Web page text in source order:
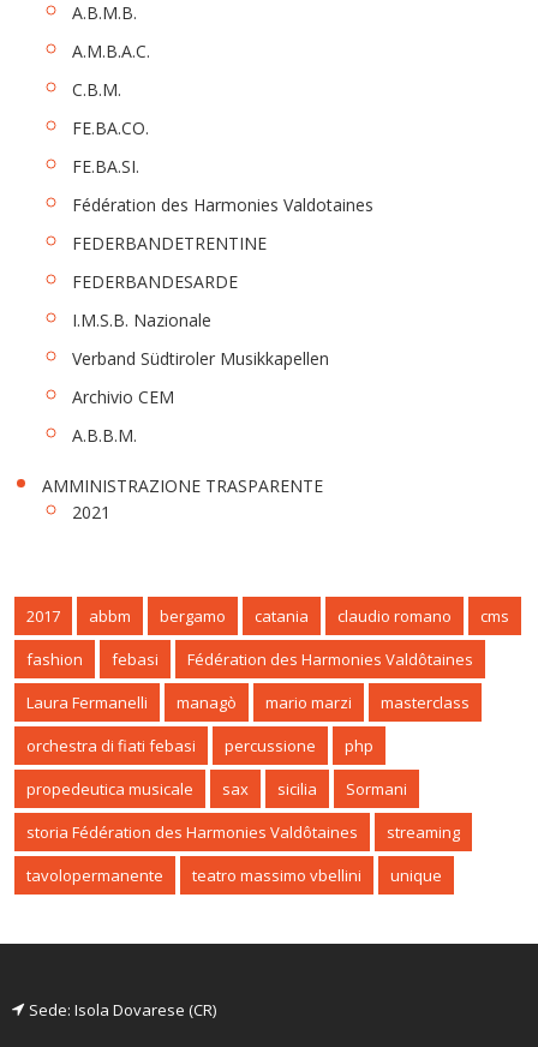
A.B.M.B.
A.M.B.A.C.
C.B.M.
FE.BA.CO.
FE.BA.SI.
Fédération des Harmonies Valdotaines
FEDERBANDETRENTINE
FEDERBANDESARDE
I.M.S.B. Nazionale
Verband Südtiroler Musikkapellen
Archivio CEM
A.B.B.M.
AMMINISTRAZIONE TRASPARENTE
2021
2017 abbm bergamo catania claudio romano
cms
fashion
febasi
Fédération des Harmonies Valdôtaines
Laura Fermanelli
managò mario marzi
masterclass
orchestra di fiati febasi
percussione
php
propedeutica musicale
sax sicilia
Sormani
storia Fédération des Harmonies Valdôtaines
streaming
tavolopermanente
teatro massimo vbellini unique
Sede: Isola Dovarese (CR)